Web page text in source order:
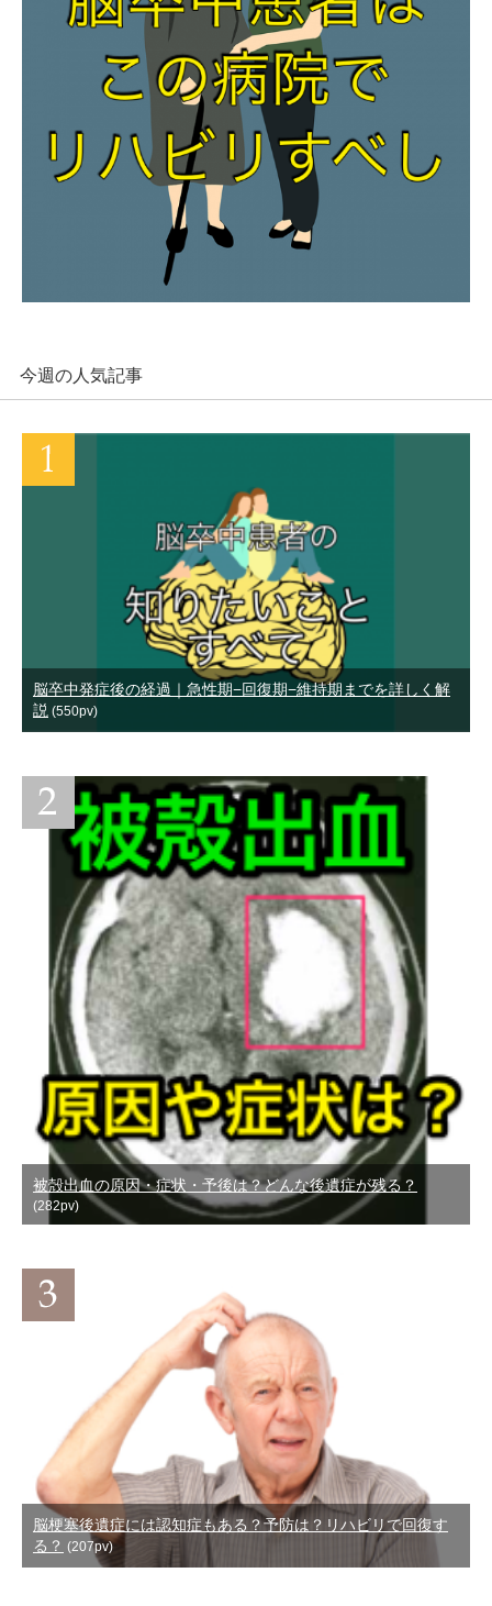
今週の人気記事
脳卒中発症後の経過｜急性期−回復期−維持期までを詳しく解
説 (550pv)
被殻出血の原因・症状・予後は？どんな後遺症が残る？
(282pv)
脳梗塞後遺症には認知症もある？予防は？リハビリで回復す
る？ (207pv)